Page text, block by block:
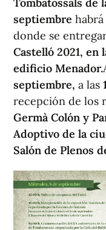
Tombatossals de
septiembre
donde se
Castelló 2021, en
edificio Menador.
septiembre, a las
recepción de los
Germà Colón y
Adoptivo de la
Salón de Plenos